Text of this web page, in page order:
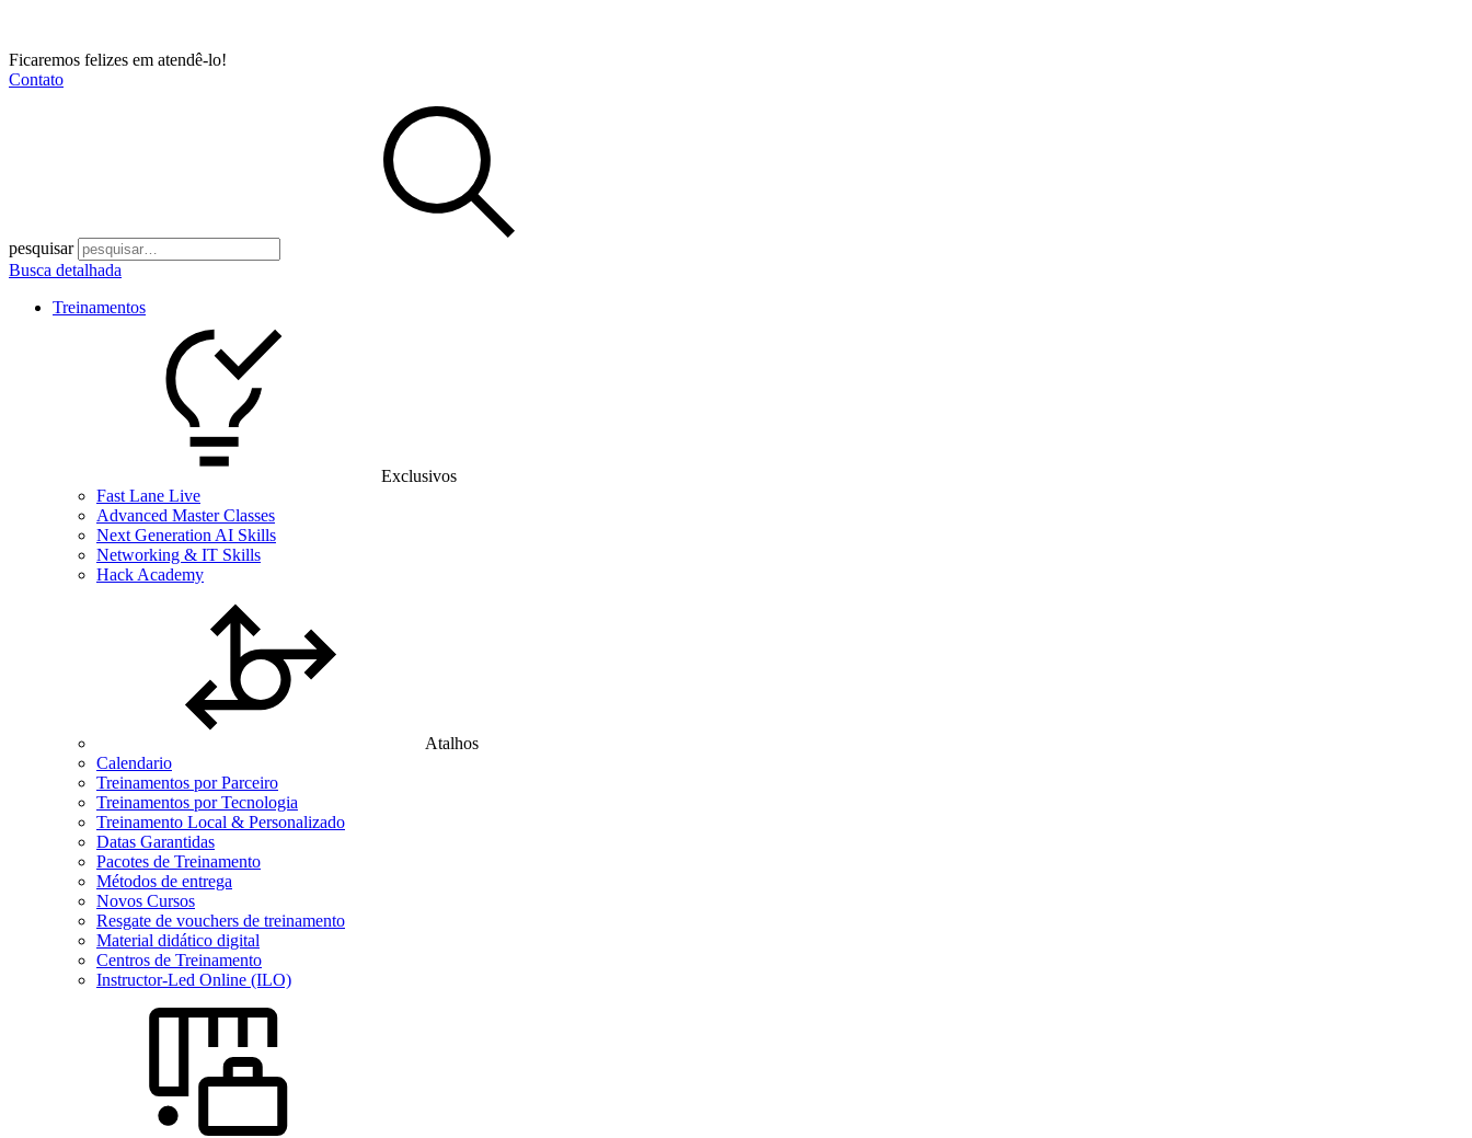
Ficaremos felizes em atendê-lo!
Contato
pesquisar
Busca detalhada
Treinamentos
Exclusivos
Fast Lane Live
Advanced Master Classes
Next Generation AI Skills
Networking & IT Skills
Hack Academy
Atalhos
Calendario
Treinamentos por Parceiro
Treinamentos por Tecnologia
Treinamento Local & Personalizado
Datas Garantidas
Pacotes de Treinamento
Métodos de entrega
Novos Cursos
Resgate de vouchers de treinamento
Material didático digital
Centros de Treinamento
Instructor-Led Online (ILO)